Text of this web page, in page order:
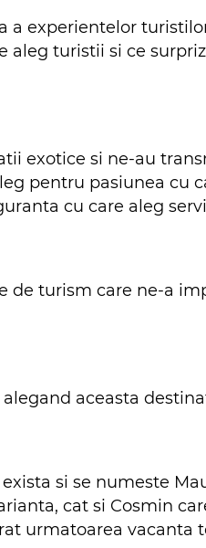
experientelor
aleg turistii si ce
exotice si ne-au
pentru pasiunea cu
cu care aleg
de turism care ne-a
alegand aceasta
si se numeste
cat si Cosmin
urmatoarea vacanta